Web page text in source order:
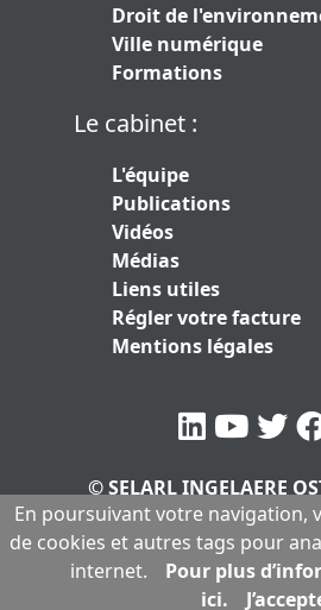
Droit de
Ville numérique
Formations
Le cabinet :
L'équipe
Publications
Vidéos
Médias
Liens utiles
Régler votre facture
Mentions légales
© SELARL INGELAERE
SERLARL au capital de
Mentions
En poursuivant votre navigation,
de cookies et autres tags pour
internet.
Pour plus
ici.